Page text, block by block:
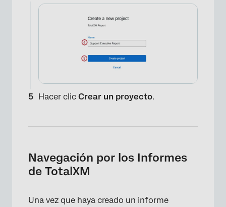
Hacer clic Crear un proyecto.
Navegación por los Informes
de TotalXM
Una vez que haya creado un informe